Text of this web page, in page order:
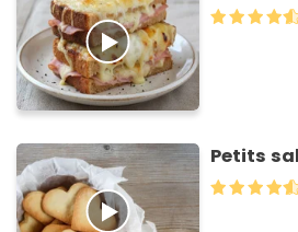
Petits